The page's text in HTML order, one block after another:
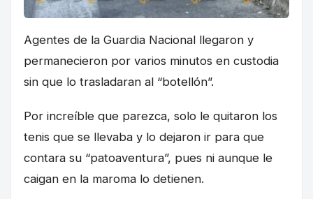
Agentes de la Guardia Nacional llegaron y
permanecieron por varios minutos en custodia
sin que lo trasladaran al “botellón”.
Por increíble que parezca, solo le quitaron los
tenis que se llevaba y lo dejaron ir para que
contara su “patoaventura”, pues ni aunque le
caigan en la maroma lo detienen.